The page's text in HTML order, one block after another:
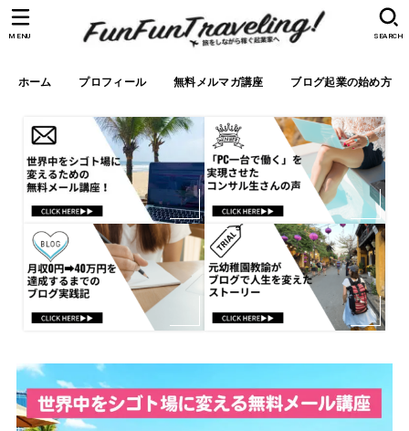
ホーム プロフィール 無料メルマガ講座 ブログ起業の始め方
SEARCH
MENU